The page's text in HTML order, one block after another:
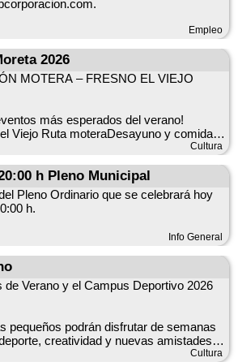
Empleo
2026
MOTERA – FRESNO EL VIEJO
más esperados del verano!
Viejo Ruta moteraDesayuno y comida
directoDesfile de antorchasPremios a las
motero y comida) o 20 € (incluye
de la Piscina (691 946 624)
200 motos).
un fin de semana lleno de carretera,
en Fresno el Viejo!
#Mototurismo
Cultura
h Pleno Municipal
Pleno Ordinario que se celebrará hoy
h.
Info General
de Verano y el Campus Deportivo 2026
pequeños podrán disfrutar de semanas
creatividad y nuevas amistades
para aprender y pasarlo en grande.
Cultura